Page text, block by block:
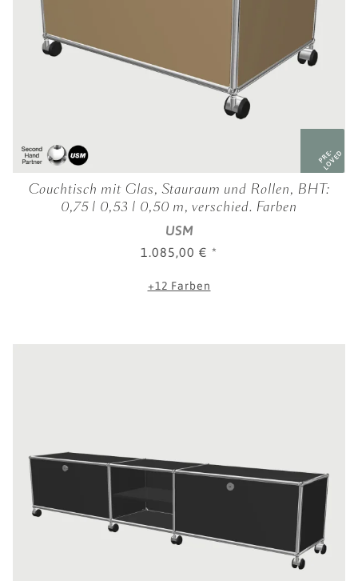
PRE-
LOVED
Couchtisch mit Glas, Stauraum und Rollen, BHT:
0,75 | 0,53 | 0,50 m, verschied. Farben
USM
1.085,00 € *
+12 Farben